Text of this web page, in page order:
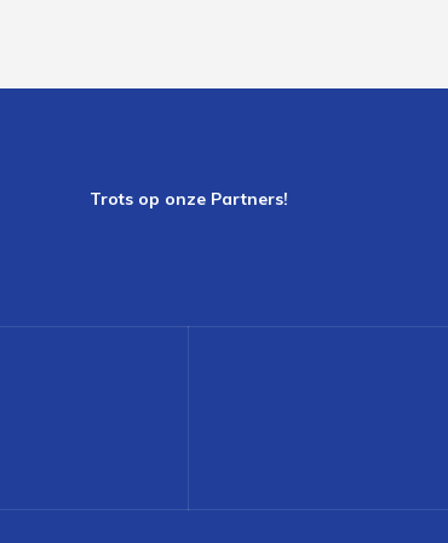
Trots op onze Partners!